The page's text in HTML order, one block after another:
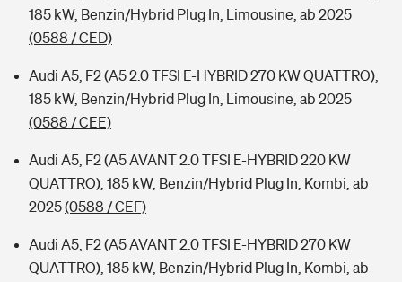
185 kW, Benzin/Hybrid Plug In, Limousine, ab 2025
(0588 / CED)
Audi A5, F2 (A5 2.0 TFSI E-HYBRID 270 KW QUATTRO),
185 kW, Benzin/Hybrid Plug In, Limousine, ab 2025
(0588 / CEE)
Audi A5, F2 (A5 AVANT 2.0 TFSI E-HYBRID 220 KW
QUATTRO), 185 kW, Benzin/Hybrid Plug In, Kombi, ab
2025(0588 / CEF)
Audi A5, F2 (A5 AVANT 2.0 TFSI E-HYBRID 270 KW
QUATTRO), 185 kW, Benzin/Hybrid Plug In, Kombi, ab